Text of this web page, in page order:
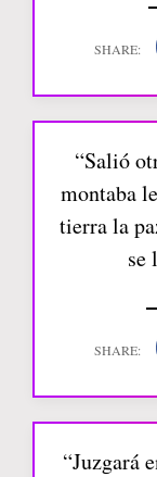
“Salió
montaba
tierra la
se
“Juzgará